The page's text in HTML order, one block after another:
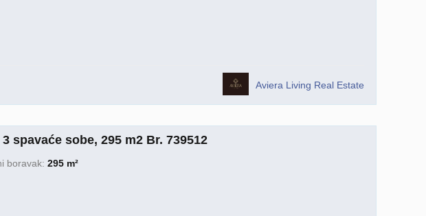
Aviera Living Real Estate
spavaće sobe, 295 m2 Br. 739512
boravak: 295 m²